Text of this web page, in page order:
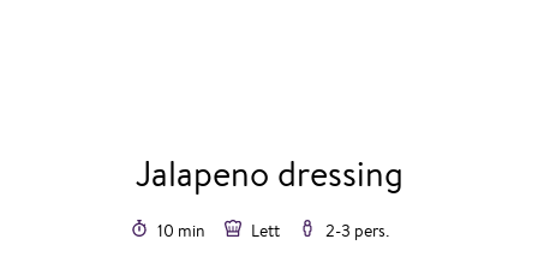
Jalapeno dressing
10 min Lett 2-3 pers.